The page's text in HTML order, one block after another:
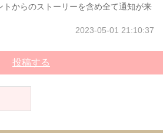
トからのストーリーを含め全て通知が来
2023-05-01 21:10:37
投稿する